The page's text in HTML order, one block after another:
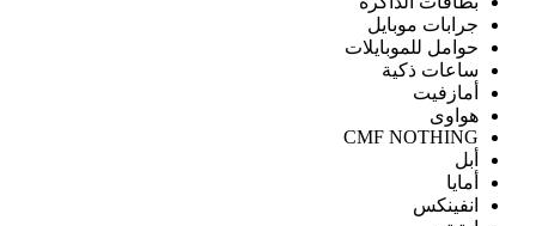
جرابات موبايل
حوامل للموبايلات
ساعات ذكية
أمازفيت
هواوى
CMF NOTHING
أبل
أمايا
انفينكس